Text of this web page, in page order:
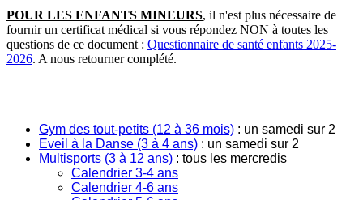
POUR LES ENFANTS MINEURS, il n'est plus nécessaire de
fournir un certificat médical si vous répondez NON à toutes les
questions de ce document : Questionnaire de santé enfants 2025-
2026. A nous retourner complété.
Gym des tout-petits (12 à 36 mois) : un samedi sur 2
Eveil à la Danse (3 à 4 ans) : un samedi sur 2
Multisports (3 à 12 ans) : tous les mercredis
Calendrier 3-4 ans
Calendrier 4-6 ans